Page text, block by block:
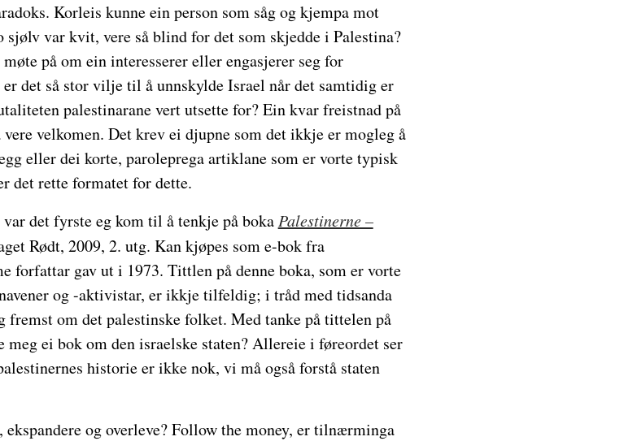
Korleis kunne ein person som såg og kjempa mot
var kvit, vere så blind for det som skjedde i Palestina?
på om ein interesserer eller engasjerer seg for
det så stor vilje til å unnskylde Israel når det samtidig er
palestinarane vert utsette for? Ein kvar freistnad på
velkomen. Det krev ei djupne som det ikkje er mogleg å
eller dei korte, paroleprega artiklane som er vorte typisk
det rette formatet for dette.
det fyrste eg kom til å tenkje på boka Palestinerne –
Rødt, 2009, 2. utg. Kan kjøpes som e-bok fra
forfattar gav ut i 1973. Tittlen på denne boka, som er vorte
og -aktivistar, er ikkje tilfeldig; i tråd med tidsanda
fremst om det palestinske folket. Med tanke på tittelen på
meg ei bok om den israelske staten? Allereie i føreordet ser
historie er ikke nok, vi må også forstå staten
ekspandere og overleve? Follow the money, er tilnærminga